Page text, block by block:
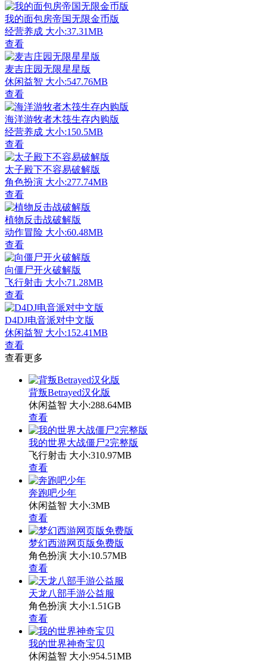
我的面包房帝国无限金币版
经营养成 大小:37.31MB
查看
麦吉庄园无限星星版
休闲益智 大小:547.76MB
查看
海洋游牧者木筏生存内购版
经营养成 大小:150.5MB
查看
太子殿下不容易破解版
角色扮演 大小:277.74MB
查看
植物反击战破解版
动作冒险 大小:60.48MB
查看
向僵尸开火破解版
飞行射击 大小:71.28MB
查看
D4DJ电音派对中文版
休闲益智 大小:152.41MB
查看
查看更多
背叛Betrayed汉化版
休闲益智 大小:288.64MB
查看
我的世界大战僵尸2完整版
飞行射击 大小:310.97MB
查看
奔跑吧少年
休闲益智 大小:3MB
查看
梦幻西游网页版免费版
角色扮演 大小:10.57MB
查看
天龙八部手游公益服
角色扮演 大小:1.51GB
查看
我的世界神奇宝贝
休闲益智 大小:954.51MB